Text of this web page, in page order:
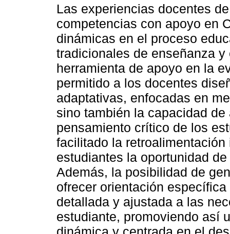
Las experiencias docentes
competencias con apoyo en
dinámicas en el proceso
tradicionales de enseñanza
herramienta de apoyo en la
permitido a los docentes
adaptativas, enfocadas en
sino también la capacidad
pensamiento crítico de los
facilitado la
estudiantes la oportunidad
Además, la posibilidad de
ofrecer orientación
detallada y ajustada a las
estudiante, promoviendo así